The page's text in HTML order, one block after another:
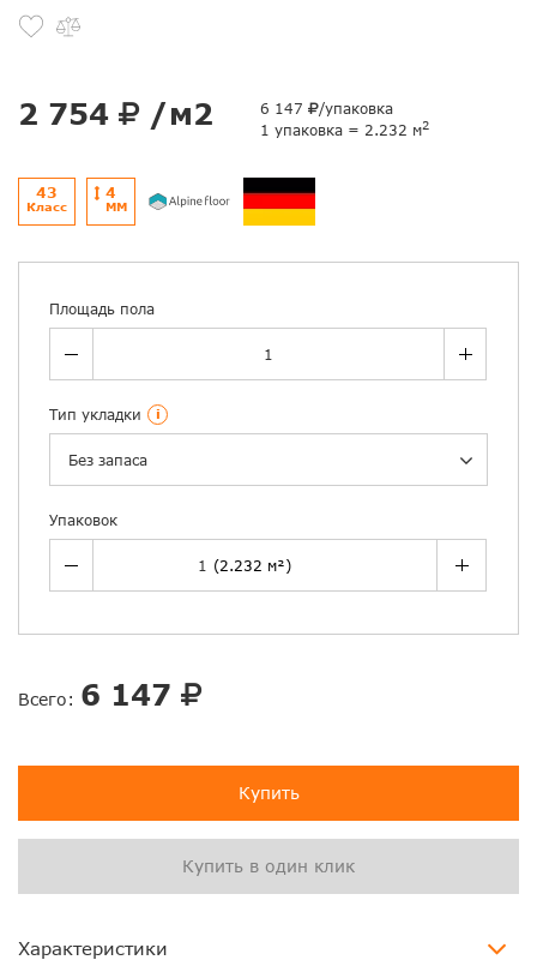
2 754 /м2 6 147
/упаковка
1 упаковка = 2.232 м2
43
Класс
4
ММ
Площадь пола
Тип укладки i
Без запаса
Упаковок
Всего: 6 147
Купить
Купить в один клик
Характеристики